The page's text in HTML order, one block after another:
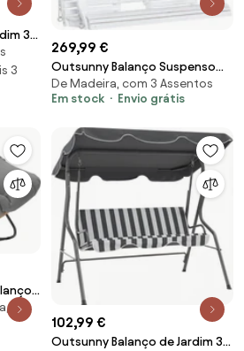
3
e
|
3
269,99 €
Outsunny Balanço Suspenso
para Exterior em Madeira de
Abeto com Mesinha Dobrável e
para 2-3 Lugares, Balanço para
Jardim ou Terraço, Branco |
Aosom Portugal
De Madeira, com 3 Assentos
Em stock
Envio grátis
de
102,99 €
Outsunny Balanço de Jardim 3